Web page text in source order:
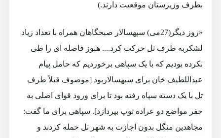
بطرف وزیرستان موقعیت دارند.)
«روز دیگر(27می) سپهسالار صبحگاهان همراه با تعداد زیاد
لشکربه طرف تل حرکت کرد.... هنوز فاصله ای را طی
نکرده بودیم که با یک سپاهی برخوردیم که حامل پیام
عبداللطیف خان برای سپهسالاربود [موصوف قبلاً طرف
تل با یک دسته سپاه رفته بود تا برای ورود قوای اصلی به
حفر مواضع دو عراده توپ بپردازد]. سپاهی برای ما گفت:
مجاهدین منگل بدون اجازت به شهر تل حمله کردند و